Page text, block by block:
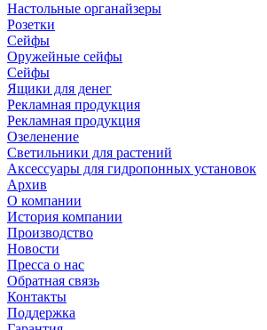
Настольные органайзеры
Розетки
Сейфы
Оружейные сейфы
Сейфы
Ящики для денег
Рекламная продукция
Рекламная продукция
Озеленение
Светильники для растений
Аксессуары для гидропонных установок
Архив
О компании
История компании
Производство
Новости
Пресса о нас
Обратная связь
Контакты
Поддержка